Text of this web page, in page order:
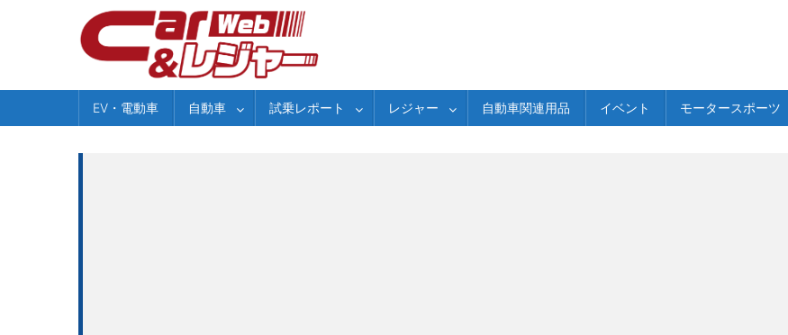
EV・電動車 自動車 試乗レポート レジャー 自動車関連用品 イベント モータースポーツ